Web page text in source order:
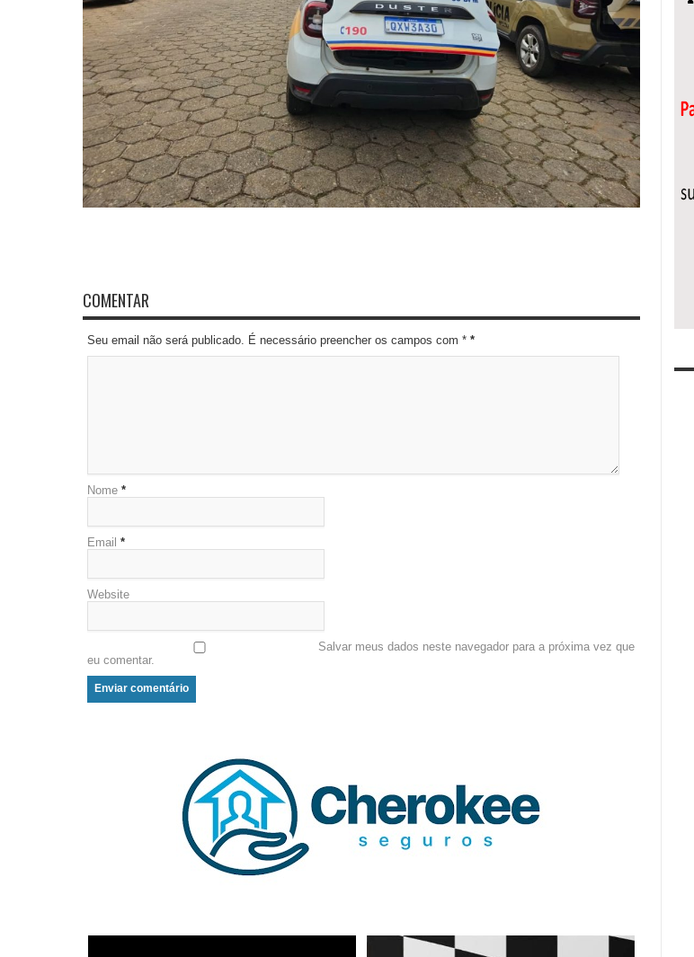
COMENTAR
Seu email não será publicado. É necessário preencher os campos com * *
Nome *
Email *
Website
Salvar meus dados neste navegador para a próxima vez que
eu comentar.